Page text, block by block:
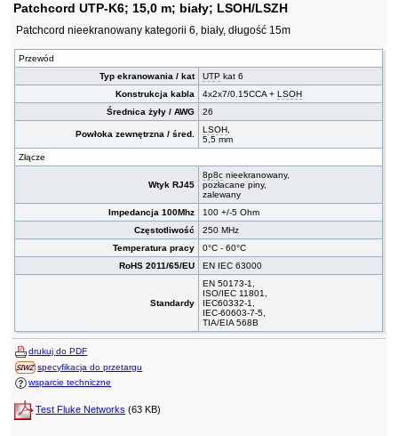
Patchcord UTP-K6; 15,0 m; biały; LSOH/LSZH
Patchcord nieekranowany kategorii 6, biały, długość 15m
Przewód
Typ ekranowania / kat
UTP kat 6
Konstrukcja kabla
4x2x7/0.15CCA +LSOH
Średnica żyły / AWG
26
Powłoka zewnętrzna / śred. LSOH,
5,5 mm
Złącze
Wtyk RJ45
8p8c nieekranowany,
pozłacane piny,
zalewany
Impedancja 100Mhz
100 +/-5 Ohm
Częstotliwość
250 MHz
Temperatura pracy
0°C - 60°C
RoHS 2011/65/EU
EN IEC 63000
Standardy
EN 50173-1,
ISO/IEC 11801,
IEC60332-1,
IEC-60603-7-5,
TIA/EIA 568B
drukuj do PDF
specyfikacja do przetargu
wsparcie techniczne
Test Fluke Networks (63 KB)